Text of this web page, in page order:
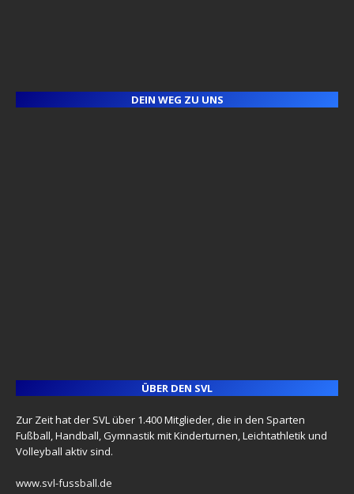
DEIN WEG ZU UNS
ÜBER DEN SVL
Zur Zeit hat der SVL über 1.400 Mitglieder, die in den Sparten
Fußball, Handball, Gymnastik mit Kinderturnen, Leichtathletik und
Volleyball aktiv sind.
www.svl-fussball.de